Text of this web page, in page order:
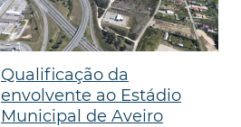
Qualificação da
envolvente ao Estádio
Municipal de Aveiro